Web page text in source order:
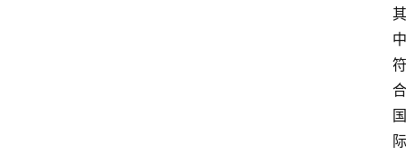
其
中
符
合
国
际